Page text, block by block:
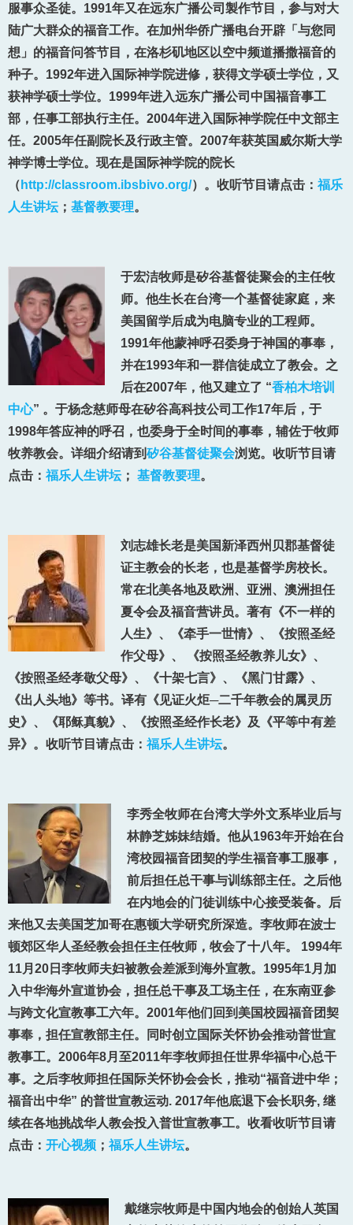
服事众圣徒。1991年又在远东广播公司製作节目，参与对大
陆广大群众的福音工作。在加州华侨广播电台开辟「与您同
想」的福音问答节目，在洛杉矶地区以空中频道播撒福音的
种子。1992年进入国际神学院进修，获得文学硕士学位，又
获神学硕士学位。1999年进入远东广播公司中国福音事工
部，任事工部执行主任。2004年进入国际神学院任中文部主
任。2005年任副院长及行政主管。2007年获英国威尔斯大学
神学博士学位。现在是国际神学院的院长
（ http://classroom.ibsbivo.org/）。收听节目请点击： 福乐
人生讲坛； 基督教要理。
于宏洁牧师是矽谷基督徒聚会的主任牧
师。他生长在台湾一个基督徒家庭，来
美国留学后成为电脑专业的工程师。
1991年他蒙神呼召委身于神国的事奉，
并在1993年和一群信徒成立了教会。之
后在2007年，他又建立了 “香柏木培训
中心” 。于杨念慈师母在矽谷高科技公司工作17年后，于
1998年答应神的呼召，也委身于全时间的事奉，辅佐于牧师
牧养教会。详细介绍请到矽谷基督徒聚会浏览。 收听节目请
点击： 福乐人生讲坛； 基督教要理。
刘志雄长老是美国新泽西州贝郡基督徒
证主教会的长老，也是基督学房校长。
常在北美各地及欧洲、亚洲、澳洲担任
夏令会及福音营讲员。著有《不一样的
人生》、《牵手一世情》、《按照圣经
作父母》、 《按照圣经教养儿女》、
《按照圣经孝敬父母》、《十架七言》、《黑门甘露》、
《出人头地》等书。译有《见证火炬─二千年教会的属灵历
史》、《耶稣真貌》、《按照圣经作长老》及《平等中有差
异》。收听节目请点击： 福乐人生讲坛。
李秀全牧师在台湾大学外文系毕业后与
林静芝姊妹结婚。他从1963年开始在台
湾校园福音团契的学生福音事工服事，
前后担任总干事与训练部主任。之后他
在内地会的门徒训练中心接受装备。后
来他又去美国芝加哥在惠顿大学研究所深造。李牧师在波士
顿郊区华人圣经教会担任主任牧师，牧会了十八年。 1994年
11月20日李牧师夫妇被教会差派到海外宣教。1995年1月加
入中华海外宣道协会，担任总干事及工场主任，在东南亚参
与跨文化宣教事工六年。2001年他们回到美国校园福音团契
事奉，担任宣教部主任。同时创立国际关怀协会推动普世宣
教事工。2006年8月至2011年李牧师担任世界华福中心总干
事。之后李牧师担任国际关怀协会会长，推动“福音进中华；
福音出中华” 的普世宣教运动. 2017年他底退下会长职务, 继
续在各地挑战华人教会投入普世宣教事工。收看收听节目请
点击： 开心视频 ； 福乐人生讲坛。
戴继宗牧师是中国内地会的创始人英国